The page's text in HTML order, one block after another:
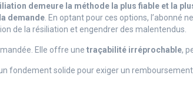
demeure la méthode la plus fiable et la
demande . En optant pour ces options, l’abonné
de la résiliation et engendrer des malentendus.
Elle offre une traçabilité irréprochable,
fondement solide pour exiger un